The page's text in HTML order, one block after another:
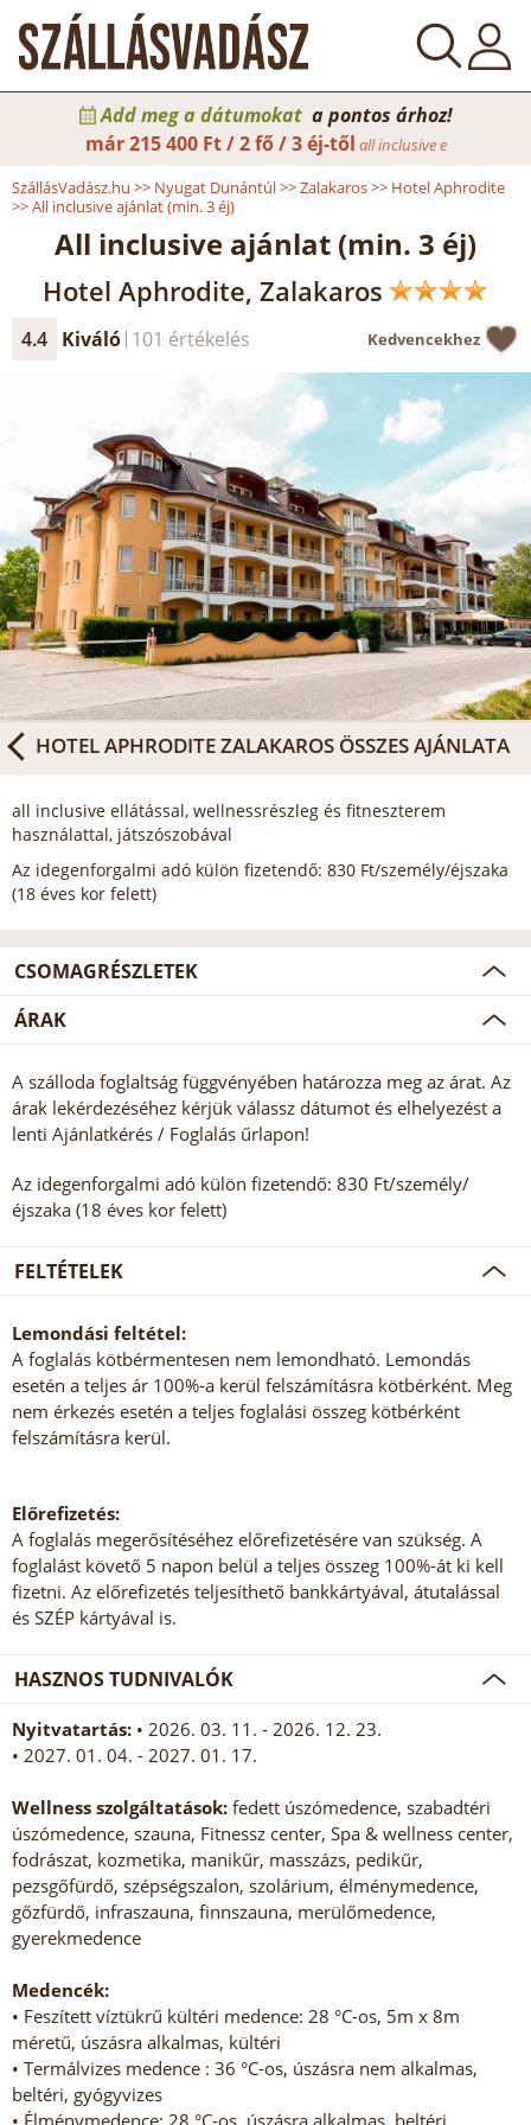
Add meg a dátumokat a pontos árhoz!
már215 400 Ft / 2 fő / 3 éj-től all inclusive e
SzállásVadász.hu >> Nyugat Dunántúl>>Zalakaros>> Hotel Aphrodite
>>All inclusive ajánlat (min. 3 éj)
All inclusive ajánlat (min. 3 éj)
Hotel Aphrodite, Zalakaros
4.4 Kiváló 101 értékelés Kedvencekhez
HOTEL APHRODITE ZALAKAROS ÖSSZES AJÁNLATA
all inclusive ellátással, wellnessrészleg és fitneszterem
használattal, játszószobával
Az idegenforgalmi adó külön fizetendő: 830 Ft/személy/éjszaka
(18 éves kor felett)
CSOMAGRÉSZLETEK
ÁRAK
A szálloda foglaltság függvényében határozza meg az árat. Az
árak lekérdezéséhez kérjük válassz dátumot és elhelyezést a
lenti Ajánlatkérés / Foglalás űrlapon!
Az idegenforgalmi adó külön fizetendő: 830 Ft/személy/
éjszaka (18 éves kor felett)
FELTÉTELEK
Lemondási feltétel:
A foglalás kötbérmentesen nem lemondható. Lemondás
esetén a teljes ár 100%-a kerül felszámításra kötbérként. Meg
nem érkezés esetén a teljes foglalási összeg kötbérként
felszámításra kerül.
Előrefizetés:
A foglalás megerősítéséhez előrefizetésére van szükség. A
foglalást követő 5 napon belül a teljes összeg 100%-át ki kell
fizetni. Az előrefizetés teljesíthető bankkártyával, átutalással
és SZÉP kártyával is.
HASZNOS TUDNIVALÓK
Nyitvatartás: • 2026. 03. 11. - 2026. 12. 23.
• 2027. 01. 04. - 2027. 01. 17.
Wellness szolgáltatások: fedett úszómedence, szabadtéri
úszómedence, szauna, Fitnessz center, Spa & wellness center,
fodrászat, kozmetika, manikűr, masszázs, pedikűr,
pezsgőfürdő, szépségszalon, szolárium, élménymedence,
gőzfürdő, infraszauna, finnszauna, merülőmedence,
gyerekmedence
Medencék:
• Feszített víztükrű kültéri medence: 28 °C-os, 5m x 8m
méretű, úszásra alkalmas, kültéri
• Termálvizes medence : 36 °C-os, úszásra nem alkalmas,
beltéri, gyógyvizes